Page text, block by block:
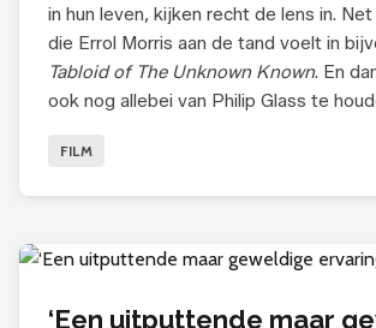
in hun leven, kijken recht de lens in.
die Errol Morris aan de tand voelt in
Tabloid of The Unknown Known. En
ook nog allebei van Philip Glass te
FILM
‘Een uitputtende maar